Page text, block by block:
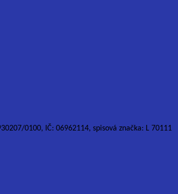
0100, IČ: 06962114, spisová značka: L 70111